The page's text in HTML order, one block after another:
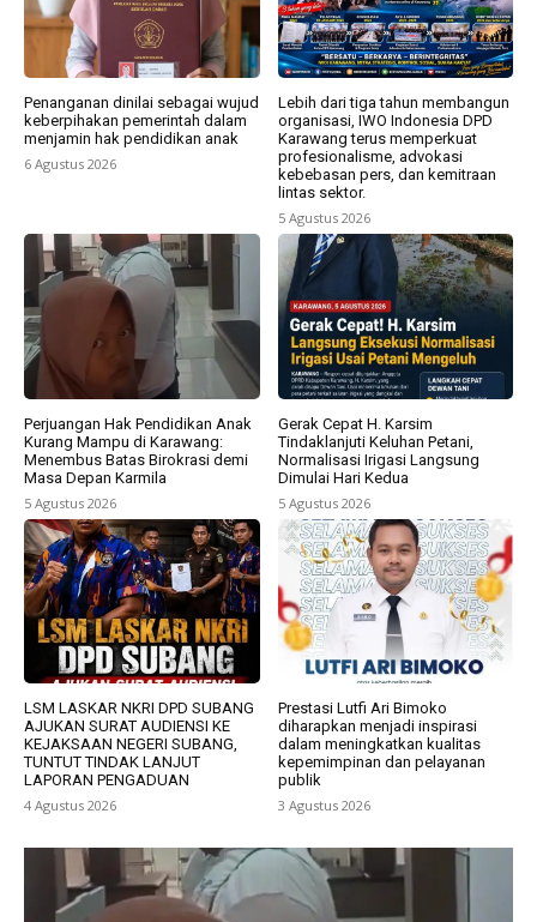
Penanganan dinilai sebagai wujud
keberpihakan pemerintah dalam
menjamin hak pendidikan anak
6 Agustus 2026
Lebih dari tiga tahun membangun
organisasi, IWO Indonesia DPD
Karawang terus memperkuat
profesionalisme, advokasi
kebebasan pers, dan kemitraan
lintas sektor.
5 Agustus 2026
Perjuangan Hak Pendidikan Anak
Kurang Mampu di Karawang:
Menembus Batas Birokrasi demi
Masa Depan Karmila
5 Agustus 2026
Gerak Cepat H. Karsim
Tindaklanjuti Keluhan Petani,
Normalisasi Irigasi Langsung
Dimulai Hari Kedua
5 Agustus 2026
LSM LASKAR NKRI DPD SUBANG
AJUKAN SURAT AUDIENSI KE
KEJAKSAAN NEGERI SUBANG,
TUNTUT TINDAK LANJUT
LAPORAN PENGADUAN
4 Agustus 2026
Prestasi Lutfi Ari Bimoko
diharapkan menjadi inspirasi
dalam meningkatkan kualitas
kepemimpinan dan pelayanan
publik
3 Agustus 2026